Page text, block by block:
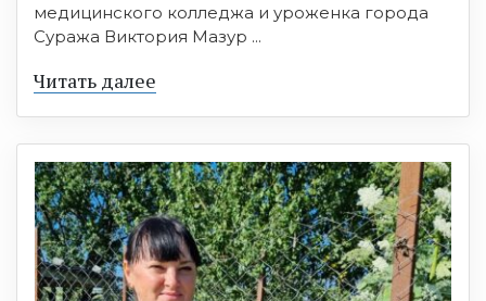
медицинского колледжа и уроженка города
Суража Виктория Мазур ...
Читать далее